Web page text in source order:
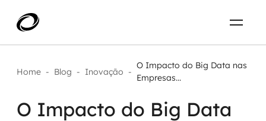
Home - Blog - Inovação -
O Impacto do Big Data nas
Empresas...
O Impacto do Big Data